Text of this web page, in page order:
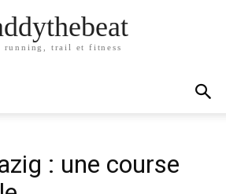
running, trail et fitness
: une course